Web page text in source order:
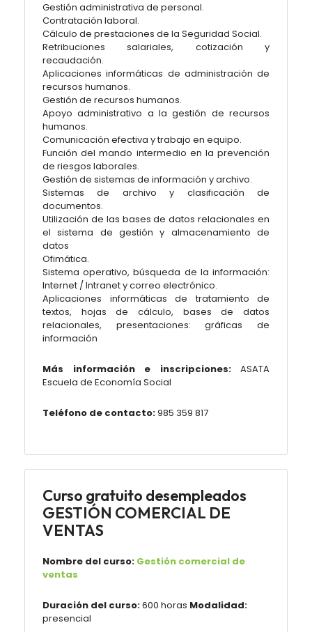
Gestión administrativa de personal.
Contratación laboral.
Cálculo de prestaciones de la Seguridad Social.
Retribuciones salariales, cotización y
recaudación.
Aplicaciones informáticas de administración de
recursos humanos.
Gestión de recursos humanos.
Apoyo administrativo a la gestión de recursos
humanos.
Comunicación efectiva y trabajo en equipo.
Función del mando intermedio en la prevención
de riesgos laborales.
Gestión de sistemas de información y archivo.
Sistemas de archivo y clasificación de
documentos.
Utilización de las bases de datos relacionales en
el sistema de gestión y almacenamiento de
datos
Ofimática.
Sistema operativo, búsqueda de la información:
Internet / Intranet y correo electrónico.
Aplicaciones informáticas de tratamiento de
textos, hojas de cálculo, bases de datos
relacionales, presentaciones: gráficas de
información
Más información e inscripciones:ASATA
Escuela de Economía Social
Teléfono de contacto:985 359 817
Curso gratuito desempleados
GESTIÓN COMERCIAL DE
VENTAS
Nombre del curso: Gestión comercial de
ventas
Duración del curso:600 horas Modalidad:
presencial